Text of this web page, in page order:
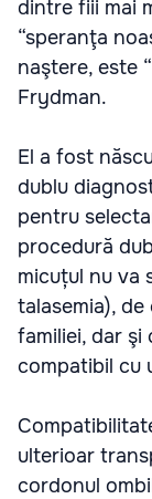
dintre fiii mai
“speranţa
naştere, este
Frydman.
El a fost
dublu
pentru
procedură
micuțul nu va
talasemia),
familiei, dar
compatibil cu
ulterioar
cordonul